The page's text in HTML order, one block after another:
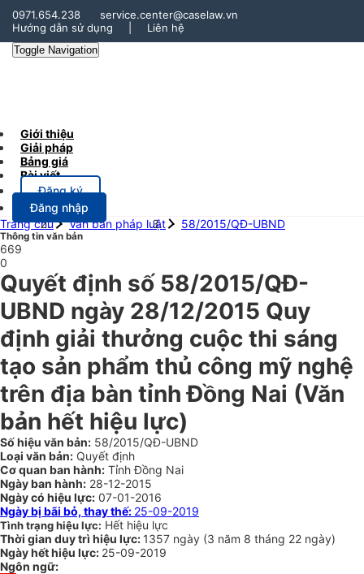
0971.654.238
service.center@caselaw.vn
Hướng dẫn sử dụng
Liên hệ
Toggle Navigation
Giới thiệu
Giải pháp
Bảng giá
Bài viết
Đăng ký
Đăng nhập
Trang chủ
Văn bản pháp luật 58/2015/QĐ-UBND
Thông tin văn bản
669
0
Quyết định số 58/2015/QĐ-
UBND ngày 28/12/2015 Quy
định giải thưởng cuộc thi sáng
tạo sản phẩm thủ công mỹ nghệ
trên địa bàn tỉnh Đồng Nai (Văn
bản hết hiệu lực)
Số hiệu văn bản: 58/2015/QĐ-UBND
Loại văn bản: Quyết định
Cơ quan ban hành: Tỉnh Đồng Nai
Ngày ban hành: 28-12-2015
Ngày có hiệu lực: 07-01-2016
Ngày bị bãi bỏ, thay thế: 25-09-2019
Tình trạng hiệu lực: Hết hiệu lực
Thời gian duy trì hiệu lực: 1357 ngày (3 năm 8 tháng 22 ngày)
Ngày hết hiệu lực: 25-09-2019
Ngôn ngữ: